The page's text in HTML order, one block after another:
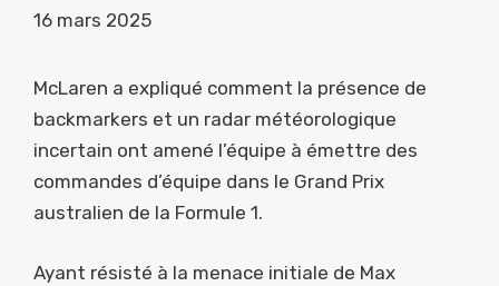
16 mars 2025
McLaren a expliqué comment la présence de
backmarkers et un radar météorologique
incertain ont amené l’équipe à émettre des
commandes d’équipe dans le Grand Prix
australien de la Formule 1.
Ayant résisté à la menace initiale de Max